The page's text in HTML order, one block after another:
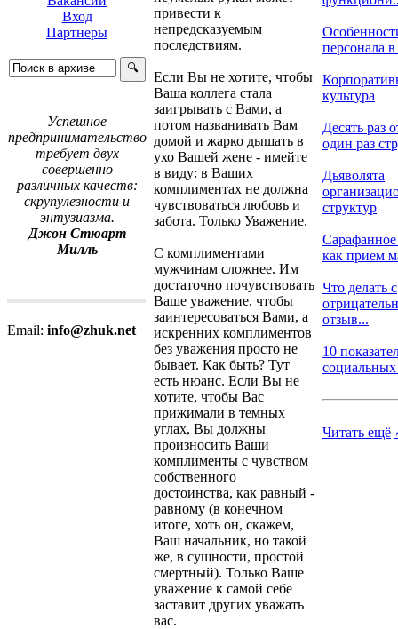
Вход
Партнеры
Успешное
предпринимательство
требует двух
совершенно
различных качеств:
скрупулезности и
энтузиазма.
Джон Стюарт
Милль
Email: info@zhuk.net
привести к
непредсказуемым
последствиям.
Если Вы не хотите, чтобы
Ваша коллега стала
заигрывать с Вами, а
потом названивать Вам
домой и жарко дышать в
ухо Вашей жене - имейте
в виду: в Ваших
комплиментах не должна
чувствоваться любовь и
забота. Только Уважение.
С комплиментами
мужчинам сложнее. Им
достаточно почувствовать
Ваше уважение, чтобы
заинтересоваться Вами, а
искренних комплиментов
без уважения просто не
бывает. Как быть? Тут
есть нюанс. Если Вы не
хотите, чтобы Вас
прижимали в темных
углах, Вы должны
произносить Ваши
комплименты с чувством
собственного
достоинства, как равный -
равному (в конечном
итоге, хоть он, скажем,
Ваш начальник, но такой
же, в сущности, простой
смертный). Только Ваше
уважение к самой себе
заставит других уважать
вас.
персонала
культура
Десять раз
один раз
Дьяволята
структур
как прием
Что делать с
отзыв...
10
Читать ещё